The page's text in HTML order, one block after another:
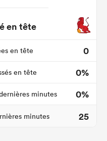
en tête
en tête
0
en tête
0%
minutes
0%
minutes 25